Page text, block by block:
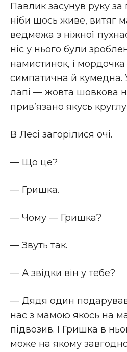
Павлик засунув руку за
ніби щось живе, витяг
ведмежа з ніжної
ніс у нього були
намистинок, і
симпатична й кумедна.
лапі — жовта шовкова
прив’язано якусь
В Лесі загорілися очі.
— Що це?
— Гришка.
— Чому — Гришка?
— Звуть так.
— А звідки він у тебе?
— Дядя один
нас з мамою якось на
підвозив. І Гришка в
може на якому завгодно